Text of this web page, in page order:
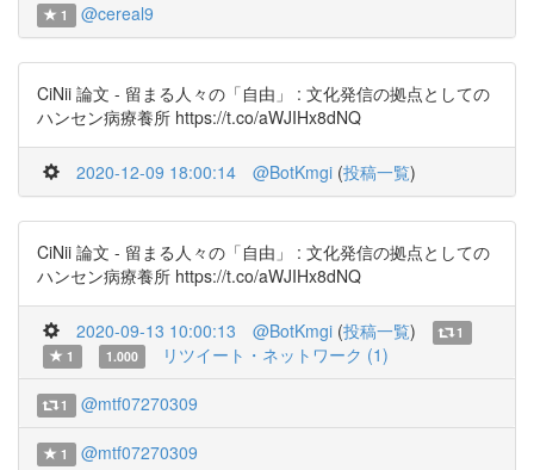
1 @cereal9
CiNii 論文 - 留まる人々の「自由」 : 文化発信の拠点としての
ハンセン病療養所 https://t.co/aWJIHx8dNQ
2020-12-09 18:00:14 @BotKmgi (投稿一覧)
CiNii 論文 - 留まる人々の「自由」 : 文化発信の拠点としての
ハンセン病療養所 https://t.co/aWJIHx8dNQ
2020-09-13 10:00:13 @BotKmgi (投稿一覧)
1
1
1.000 リツイート・ネットワーク (1)
1 @mtf07270309
1 @mtf07270309